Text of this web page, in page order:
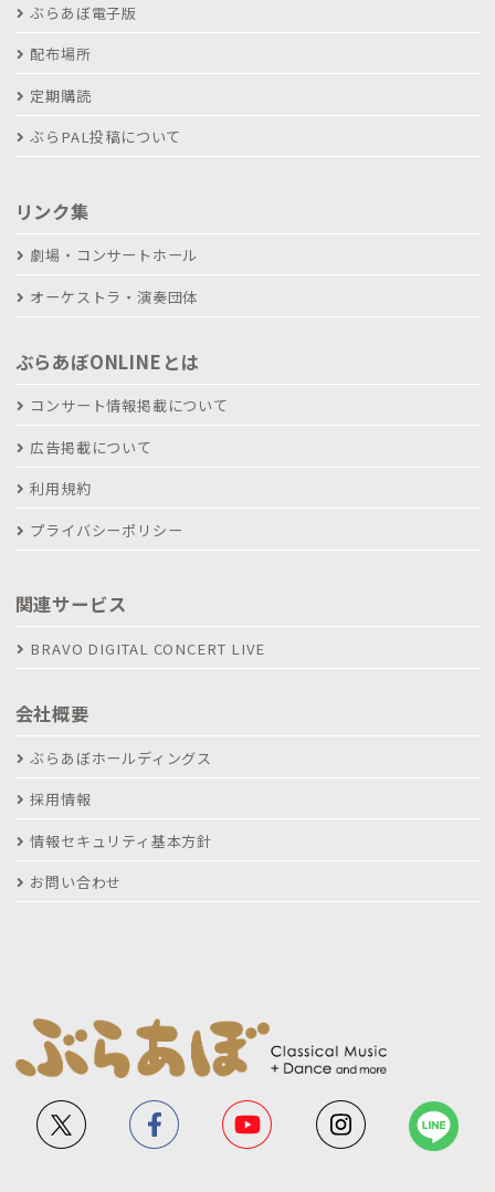
ぶらあぼ電子版
配布場所
定期購読
ぶらPAL投稿について
リンク集
劇場・コンサートホール
オーケストラ・演奏団体
ぶらあぼONLINEとは
コンサート情報掲載について
広告掲載について
利用規約
プライバシーポリシー
関連サービス
BRAVO DIGITAL CONCERT LIVE
会社概要
ぶらあぼホールディングス
採用情報
情報セキュリティ基本方針
お問い合わせ